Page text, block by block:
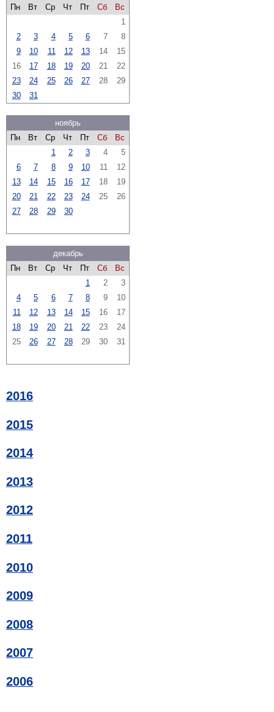
Пн Вт Ср Чт Пт Сб
Вс
1
2
3 4 5 6 7
8
9
10 11 12 13 14
15
16
17 18 19 20 21
22
23
24 25 26 27 28
29
30
31
ноябрь
Пн
Вт Ср Чт Пт Сб
Вс
1
2 3 4
5
6
7 8 9 10 11
12
13
14 15 16 17 18
19
20
21 22 23 24 25
26
27
28 29 30
декабрь
Пн
Вт Ср Чт Пт Сб
Вс
1
2
3
4
5 6 7 8 9
10
11
12 13 14 15 16
17
18
19 20 21 22 23
24
25
26 27 28 29 30 31
2016
2015
2014
2013
2012
2011
2010
2009
2008
2007
2006